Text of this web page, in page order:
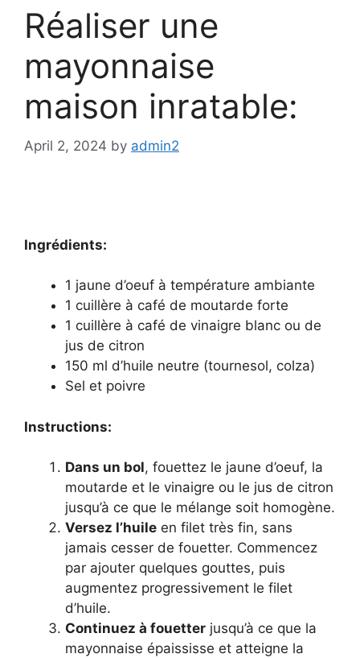
Réaliser une
mayonnaise
maison inratable:
April 2, 2024 by admin2
Ingrédients:
1 jaune d’oeuf à température ambiante
1 cuillère à café de moutarde forte
1 cuillère à café de vinaigre blanc ou de
jus de citron
150 ml d’huile neutre (tournesol, colza)
Sel et poivre
Instructions:
Dans un bol, fouettez le jaune d’oeuf, la
moutarde et le vinaigre ou le jus de citron
jusqu’à ce que le mélange soit homogène.
Versez l’huile en filet très fin, sans
jamais cesser de fouetter. Commencez
par ajouter quelques gouttes, puis
augmentez progressivement le filet
d’huile.
Continuez à fouetter jusqu’à ce que la
mayonnaise épaississe et atteigne la